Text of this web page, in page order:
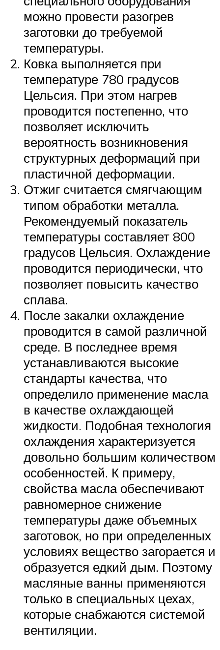
можно провести разогрев
заготовки до требуемой
температуры.
Ковка выполняется при
температуре 780 градусов
Цельсия. При этом нагрев
проводится постепенно, что
позволяет исключить
вероятность возникновения
структурных деформаций при
пластичной деформации.
Отжиг считается смягчающим
типом обработки металла.
Рекомендуемый показатель
температуры составляет 800
градусов Цельсия. Охлаждение
проводится периодически, что
позволяет повысить качество
сплава.
После закалки охлаждение
проводится в самой различной
среде. В последнее время
устанавливаются высокие
стандарты качества, что
определило применение масла
в качестве охлаждающей
жидкости. Подобная технология
охлаждения характеризуется
довольно большим количеством
особенностей. К примеру,
свойства масла обеспечивают
равномерное снижение
температуры даже объемных
заготовок, но при определенных
условиях вещество загорается и
образуется едкий дым. Поэтому
масляные ванны применяются
только в специальных цехах,
которые снабжаются системой
вентиляции.